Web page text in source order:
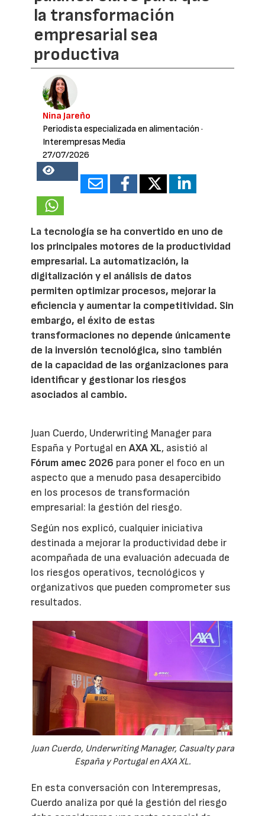
la transformación
empresarial sea
productiva
Nina Jareño
Periodista especializada en alimentación ·
Interempresas Media
27/07/2026
16988
La tecnología se ha convertido en uno de
los principales motores de la productividad
empresarial. La automatización, la
digitalización y el análisis de datos
permiten optimizar procesos, mejorar la
eficiencia y aumentar la competitividad. Sin
embargo, el éxito de estas
transformaciones no depende únicamente
de la inversión tecnológica, sino también
de la capacidad de las organizaciones para
identificar y gestionar los riesgos
asociados al cambio.
Juan Cuerdo, Underwriting Manager para
España y Portugal enAXA XL, asistió al
Fórum amec 2026 para poner el foco en un
aspecto que a menudo pasa desapercibido
en los procesos de transformación
empresarial: la gestión del riesgo.
Según nos explicó, cualquier iniciativa
destinada a mejorar la productividad debe ir
acompañada de una evaluación adecuada de
los riesgos operativos, tecnológicos y
organizativos que pueden comprometer sus
resultados.
Juan Cuerdo, Underwriting Manager, Casualty para
España y Portugal en AXA XL.
En esta conversación con Interempresas,
Cuerdo analiza por qué la gestión del riesgo